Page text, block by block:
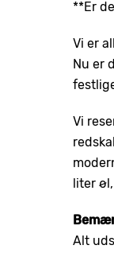
**Er
Vi er
Nu er
Vi
liter
Alt